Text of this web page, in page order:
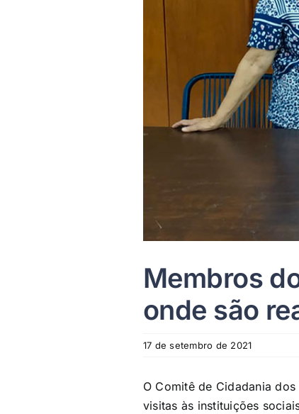
Membros
onde são
17 de setembro de 2021
O Comitê de Cidadania
visitas às instituições